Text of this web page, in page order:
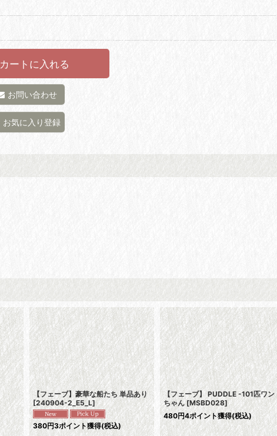
カートに入れる
お問い合わせ
お気に入り登録
【フェーブ】豪華な船たち 単品あり
[240904-2_E5_L]
380円3ポイント獲得(税込)
【フェーブ】 PUDDLE -101匹ワン
ちゃん [MSBD028]
480円4ポイント獲得(税込)